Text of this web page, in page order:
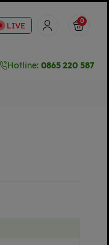
LIVE 0
Hotline: 0865 220 587